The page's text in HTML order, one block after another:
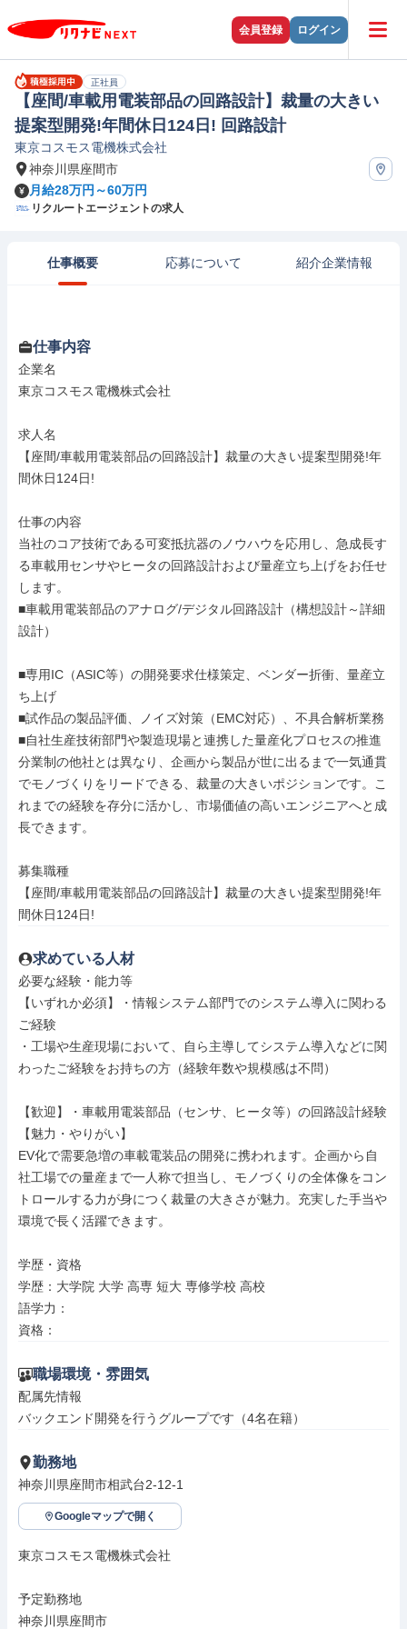
会員登録 ログイン
正社員
【座間/車載用電装部品の回路設計】裁量の大きい
提案型開発!年間休日124日! 回路設計
東京コスモス電機株式会社
神奈川県座間市
月給28万円～60万円
リクルートエージェントの求人
仕事概要 応募について 紹介企業情報
仕事内容
企業名
東京コスモス電機株式会社
求人名
【座間/車載用電装部品の回路設計】裁量の大きい提案型開発!年
間休日124日!
仕事の内容
当社のコア技術である可変抵抗器のノウハウを応用し、急成長す
る車載用センサやヒータの回路設計および量産立ち上げをお任せ
します。
■車載用電装部品のアナログ/デジタル回路設計（構想設計～詳細
設計）
■専用IC（ASIC等）の開発要求仕様策定、ベンダー折衝、量産立
ち上げ
■試作品の製品評価、ノイズ対策（EMC対応）、不具合解析業務
■自社生産技術部門や製造現場と連携した量産化プロセスの推進
分業制の他社とは異なり、企画から製品が世に出るまで一気通貫
でモノづくりをリードできる、裁量の大きいポジションです。こ
れまでの経験を存分に活かし、市場価値の高いエンジニアへと成
長できます。
募集職種
【座間/車載用電装部品の回路設計】裁量の大きい提案型開発!年
間休日124日!
求めている人材
必要な経験・能力等
【いずれか必須】・情報システム部門でのシステム導入に関わる
ご経験
・工場や生産現場において、自ら主導してシステム導入などに関
わったご経験をお持ちの方（経験年数や規模感は不問）
【歓迎】・車載用電装部品（センサ、ヒータ等）の回路設計経験
【魅力・やりがい】
EV化で需要急増の車載電装品の開発に携われます。企画から自
社工場での量産まで一人称で担当し、モノづくりの全体像をコン
トロールする力が身につく裁量の大きさが魅力。充実した手当や
環境で長く活躍できます。
学歴・資格
学歴：大学院 大学 高専 短大 専修学校 高校
語学力：
資格：
職場環境・雰囲気
配属先情報
バックエンド開発を行うグループです（4名在籍）
勤務地
神奈川県座間市相武台2-12-1
Googleマップで開く
東京コスモス電機株式会社
予定勤務地
神奈川県座間市